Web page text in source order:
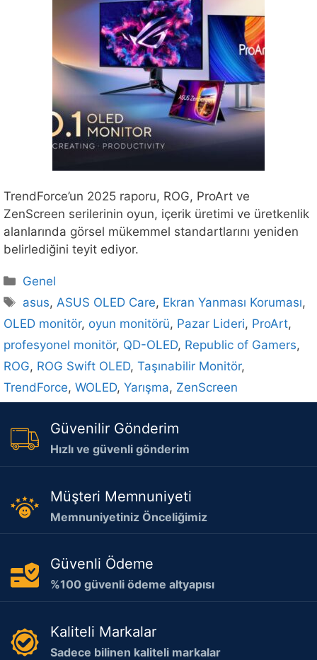
TrendForce’un 2025 raporu, ROG, ProArt ve
ZenScreen serilerinin oyun, içerik üretimi ve üretkenlik
alanlarında görsel mükemmel standartlarını yeniden
belirlediğini teyit ediyor.
Kategoriler
Genel
Etiketler
asus,ASUS OLED Care, Ekran Yanması Koruması,
OLED monitör, oyun monitörü, Pazar Lideri, ProArt,
profesyonel monitör, QD-OLED, Republic of Gamers,
ROG, ROG Swift OLED, Taşınabilir Monitör,
TrendForce, WOLED, Yarışma, ZenScreen
Güvenilir Gönderim
Hızlı ve güvenli gönderim
Müşteri Memnuniyeti
Memnuniyetiniz Önceliğimiz
Güvenli Ödeme
%100 güvenli ödeme altyapısı
Kaliteli Markalar
Sadece bilinen kaliteli markalar